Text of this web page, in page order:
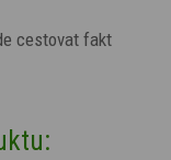
cestovat fakt